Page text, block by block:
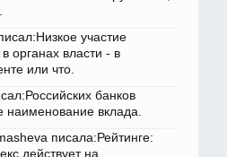
участие
органах власти - в
или что.
банков
наименование вклада.
писала:Рейтинге:
действует на